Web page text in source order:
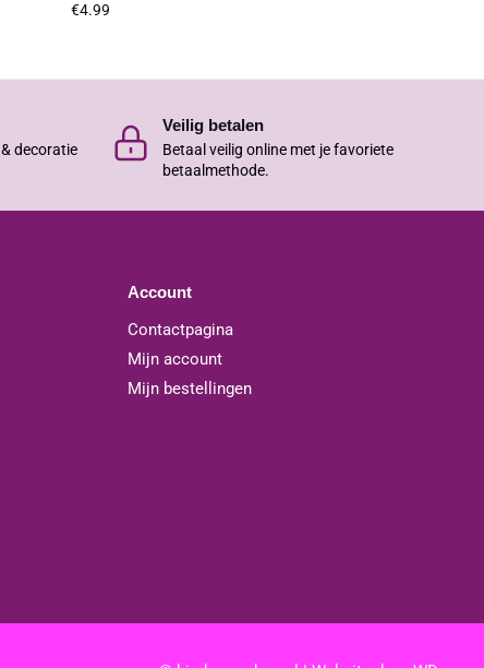
€4.99
decoratie
Veilig betalen
Betaal veilig online met je favoriete
betaalmethode.
Account
Contactpagina
Mijn account
Mijn bestellingen